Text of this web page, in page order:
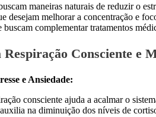
maneiras naturais de reduzir o
desejam melhorar a concentração e
buscam complementar tratamentos
Respiração Consciente e
e Ansiedade:
consciente ajuda a acalmar o
na diminuição dos níveis de